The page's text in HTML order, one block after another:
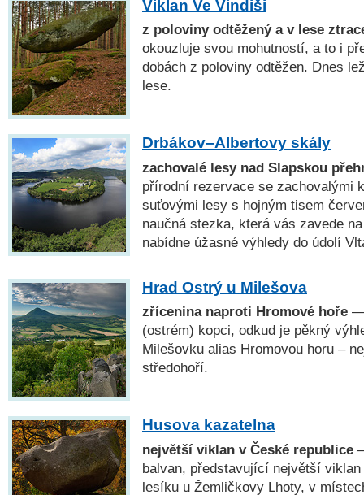
Viklan Ve Vindiši
z poloviny odtěžený a v lese
okouzluje svou mohutností, a to i
dobách z poloviny odtěžen. Dnes
lese.
Drbákov–Albertovy skály
zachovalé lesy nad Slapskou
přírodní rezervace se zachovalými
suťovými lesy s hojným tisem
naučná stezka, která vás zavede
nabídne úžasné výhledy do údolí
Hrad Ostrý u Milešova
zřícenina naproti Hromové hoře —
(ostrém) kopci, odkud je pěkný
Milešovku alias Hromovou horu –
středohoří.
Husova kazatelna
největší viklan v České republice
balvan, představující největší
lesíku u Žemličkovy Lhoty, v